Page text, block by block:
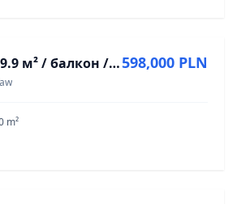
На продажу/ 49.9 м² / балкон / подвал / ул. Сzybowcowa598,000 PLN
m²